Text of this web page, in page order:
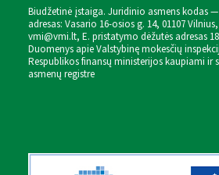
Biudžetinė įstaiga. Juridinio asmens kodas —
adresas: Vasario 16-osios g. 14, 01107
vmi@vmi.lt, E. pristatymo dėžutės adresas
Duomenys apie Valstybinę mokesčių
Respublikos finansų ministerijos kaupiami ir
asmenų registre